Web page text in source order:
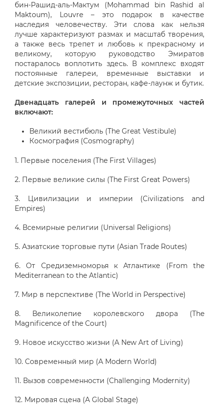
бин-Рашид-аль-Мактум (Mohammad bin Rashid al
Maktoum), Louvre – это подарок в качестве
наследия человечеству. Эти слова как нельзя
лучше характеризуют размах и масштаб творения,
а также весь трепет и любовь к прекрасному и
великому, которую руководство Эмиратов
постаралось воплотить здесь. В комплекс входят
постоянные галереи, временные выставки и
детские экспозиции, ресторан, кафе-лаунж и бутик.
Двенадцать галерей и промежуточных частей
включают:
Великий вестибюль (The Great Vestibule)
Космография (Cosmography)
1. Первые поселения (The First Villages)
2. Первые великие силы (The First Great Powers)
3. Цивилизации и империи (Civilizations and
Empires)
4. Всемирные религии (Universal Religions)
5. Азиатские торговые пути (Asian Trade Routes)
6. От Средиземноморья к Атлантике (From the
Mediterranean to the Atlantic)
7. Мир в перспективе (The World in Perspective)
8. Великолепие королевского двора (The
Magnificence of the Court)
9. Новое искусство жизни (A New Art of Living)
10. Современный мир (A Modern World)
11. Вызов современности (Challenging Modernity)
12. Мировая сцена (A Global Stage)